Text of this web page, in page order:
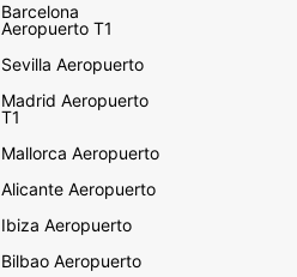
Barcelona
Aeropuerto T1
Sevilla Aeropuerto
Madrid Aeropuerto
T1
Mallorca Aeropuerto
Alicante Aeropuerto
Ibiza Aeropuerto
Bilbao Aeropuerto